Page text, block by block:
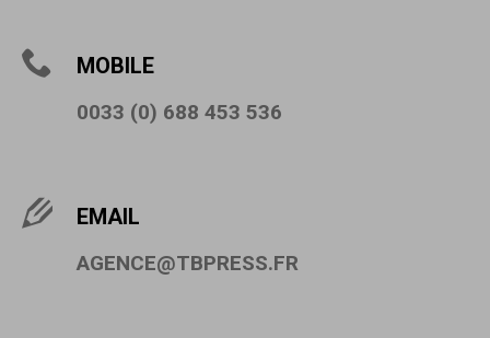
MOBILE
0033 (0) 688 453 536
EMAIL
AGENCE@TBPRESS.FR